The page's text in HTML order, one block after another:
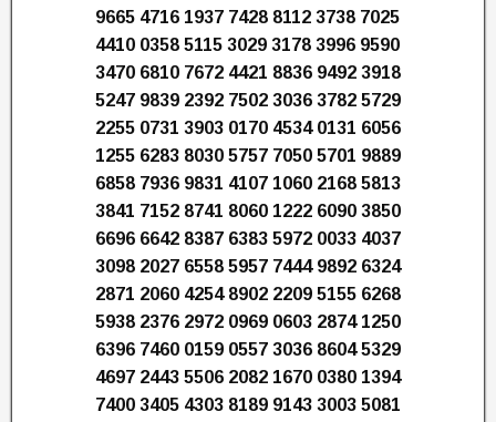
9665 4716 1937 7428 8112 3738 7025
4410 0358 5115 3029 3178 3996 9590
3470 6810 7672 4421 8836 9492 3918
5247 9839 2392 7502 3036 3782 5729
2255 0731 3903 0170 4534 0131 6056
1255 6283 8030 5757 7050 5701 9889
6858 7936 9831 4107 1060 2168 5813
3841 7152 8741 8060 1222 6090 3850
6696 6642 8387 6383 5972 0033 4037
3098 2027 6558 5957 7444 9892 6324
2871 2060 4254 8902 2209 5155 6268
5938 2376 2972 0969 0603 2874 1250
6396 7460 0159 0557 3036 8604 5329
4697 2443 5506 2082 1670 0380 1394
7400 3405 4303 8189 9143 3003 5081